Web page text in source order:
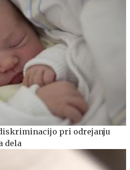
pri odrejanju
dela